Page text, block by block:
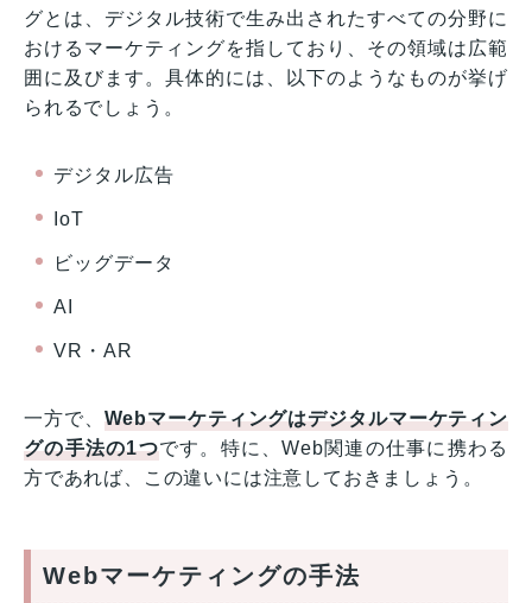
グとは、デジタル技術で生み出されたすべての分野に
おけるマーケティングを指しており、その領域は広範
囲に及びます。具体的には、以下のようなものが挙げ
られるでしょう。
デジタル広告
IoT
ビッグデータ
AI
VR・AR
一方で、 Webマーケティングはデジタルマーケティン
グの手法の1つです。特に、Web関連の仕事に携わる
方であれば、この違いには注意しておきましょう。
Webマーケティングの手法